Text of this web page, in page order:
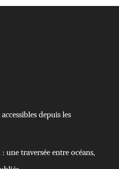
depuis les
une traversée entre océans,